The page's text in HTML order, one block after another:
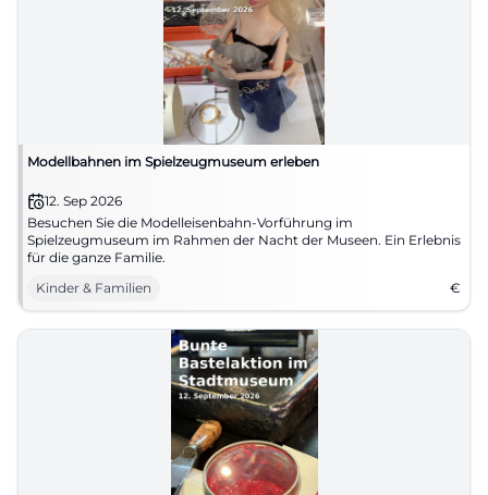
Modellbahnen im Spielzeugmuseum erleben
12. Sep 2026
Besuchen Sie die Modelleisenbahn-Vorführung im
Spielzeugmuseum im Rahmen der Nacht der Museen. Ein Erlebnis
für die ganze Familie.
Kinder & Familien
€